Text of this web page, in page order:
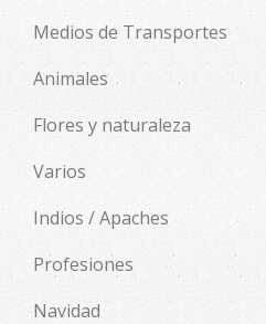
Medios de Transportes
Animales
Flores y naturaleza
Varios
Indios / Apaches
Profesiones
Navidad